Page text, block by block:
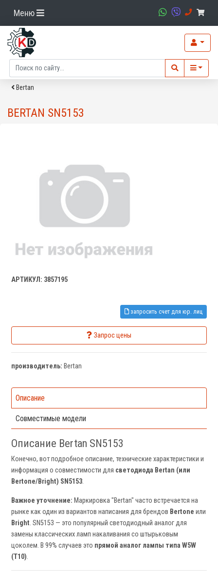
Меню
Bertan
BERTAN SN5153
АРТИКУЛ: 3857195
запросить счет для юр. лиц
Запрос цены
производитель: Bertan
Описание
Совместимые модели
Описание Bertan SN5153
Конечно, вот подробное описание, технические характеристики и
информация о совместимости для светодиода Bertan (или
Bertone/Bright) SN5153.
Важное уточнение: Маркировка "Bertan" часто встречается на
рынке как один из вариантов написания для брендов Bertone или
Bright. SN5153 — это популярный светодиодный аналог для
замены классических ламп накаливания со штырьковым
цоколем. В 99% случаев это прямой аналог лампы типа W5W
(T10).